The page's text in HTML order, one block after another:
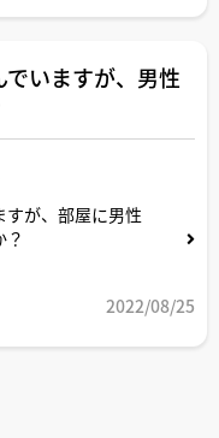
いますが、男性
が、部屋に男性
？
2022/08/25